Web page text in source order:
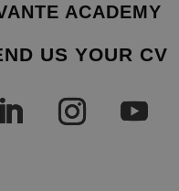
ACADEMY
US YOUR CV